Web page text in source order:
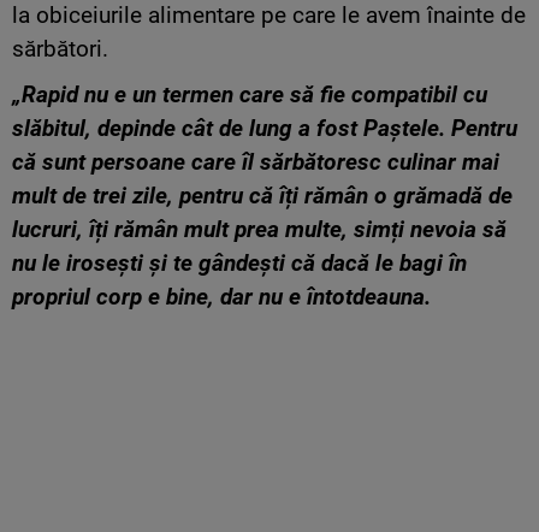
la obiceiurile alimentare pe care le avem înainte de
sărbători.
„Rapid nu e un termen care să fie compatibil cu
slăbitul, depinde cât de lung a fost Paștele. Pentru
că sunt persoane care îl sărbătoresc culinar mai
mult de trei zile, pentru că îți rămân o grămadă de
lucruri, îți rămân mult prea multe, simți nevoia să
nu le irosești și te gândești că dacă le bagi în
propriul corp e bine, dar nu e întotdeauna.